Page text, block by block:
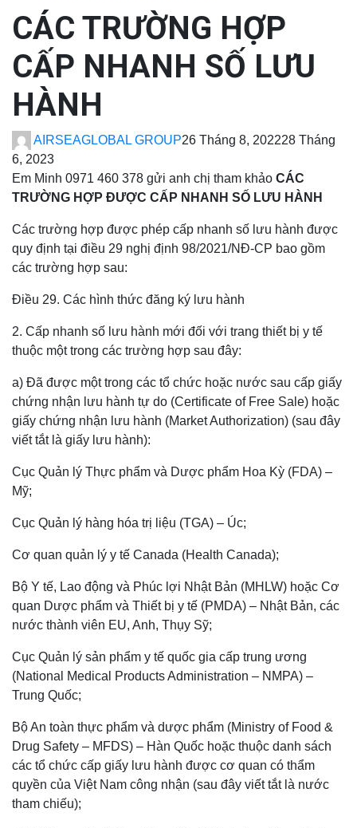
CÁC TRƯỜNG HỢP
CẤP NHANH SỐ LƯU
HÀNH
AIRSEAGLOBAL GROUP26 Tháng 8, 202228 Tháng
6, 2023
Em Minh 0971 460 378 gửi anh chị tham khảo CÁC
TRƯỜNG HỢP ĐƯỢC CẤP NHANH SỐ LƯU HÀNH
Các trường hợp được phép cấp nhanh số lưu hành được
quy định tại điều 29 nghị định 98/2021/NĐ-CP bao gồm
các trường hợp sau:
Điều 29. Các hình thức đăng ký lưu hành
2. Cấp nhanh số lưu hành mới đối với trang thiết bị y tế
thuộc một trong các trường hợp sau đây:
a) Đã được một trong các tổ chức hoặc nước sau cấp giấy
chứng nhận lưu hành tự do (Certificate of Free Sale) hoặc
giấy chứng nhận lưu hành (Market Authorization) (sau đây
viết tắt là giấy lưu hành):
Cục Quản lý Thực phẩm và Dược phẩm Hoa Kỳ (FDA) –
Mỹ;
Cục Quản lý hàng hóa trị liệu (TGA) – Úc;
Cơ quan quản lý y tế Canada (Health Canada);
Bộ Y tế, Lao động và Phúc lợi Nhật Bản (MHLW) hoặc Cơ
quan Dược phẩm và Thiết bị y tế (PMDA) – Nhật Bản, các
nước thành viên EU, Anh, Thụy Sỹ;
Cục Quản lý sản phẩm y tế quốc gia cấp trung ương
(National Medical Products Administration – NMPA) –
Trung Quốc;
Bộ An toàn thực phẩm và dược phẩm (Ministry of Food &
Drug Safety – MFDS) – Hàn Quốc hoặc thuộc danh sách
các tổ chức cấp giấy lưu hành được cơ quan có thẩm
quyền của Việt Nam công nhận (sau đây viết tắt là nước
tham chiếu);